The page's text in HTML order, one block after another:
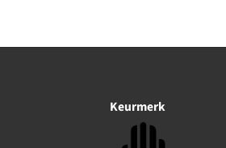
Keurmerk